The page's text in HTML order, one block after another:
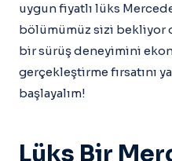
uygun fiyatlı lüks
bölümümüz sizi bekliyor
bir sürüş deneyimini
gerçekleştirme fırsatını
başlayalım!
Lüks Bir